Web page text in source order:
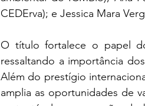
CEDErva); e Jessica Mara
O título fortalece o papel
ressaltando a importância
Além do prestígio
amplia as oportunidades de